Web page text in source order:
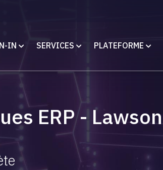
IN SERVICES PLATEFORME
ERP -